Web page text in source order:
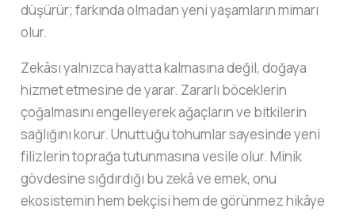
düşürür; farkında olmadan yeni yaşamların mimarı
olur.
Zekâsı yalnızca hayatta kalmasına değil, doğaya
hizmet etmesine de yarar. Zararlı böceklerin
çoğalmasını engelleyerek ağaçların ve bitkilerin
sağlığını korur. Unuttuğu tohumlar sayesinde yeni
filizlerin toprağa tutunmasına vesile olur. Minik
gövdesine sığdırdığı bu zekâ ve emek, onu
ekosistemin hem bekçisi hem de görünmez hikâye